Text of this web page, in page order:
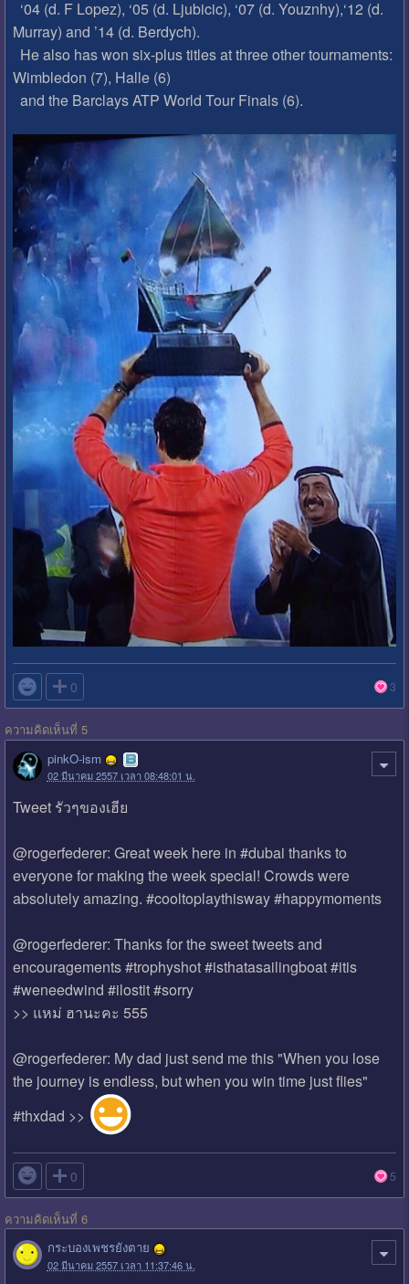
‘04 (d. F Lopez), ‘05 (d. Ljubicic), ‘07 (d. Youznhy),‘12 (d.
Murray) and ’14 (d. Berdych).
He also has won six-plus titles at three other tournaments:
Wimbledon (7), Halle (6)
and the Barclays ATP World Tour Finals (6).
 0 3
ความคิดเห็นที่ 5
pinkO-ism
02 มีนาคม 2557 เวลา 08:48:01 น.
Tweet รัวๆของเฮีย
@rogerfederer: Great week here in #dubai thanks to
everyone for making the week special! Crowds were
absolutely amazing. #cooltoplaythisway #happymoments
@rogerfederer: Thanks for the sweet tweets and
encouragements #trophyshot #isthatasailingboat #itis
#weneedwind #ilostit #sorry
>> แหม่ ฮานะคะ 555
@rogerfederer: My dad just send me this "When you lose
the journey is endless, but when you win time just flies"
#thxdad >>
 0 5
ความคิดเห็นที่ 6
กระบองเพชรยังตาย
02 มีนาคม 2557 เวลา 11:37:46 น.